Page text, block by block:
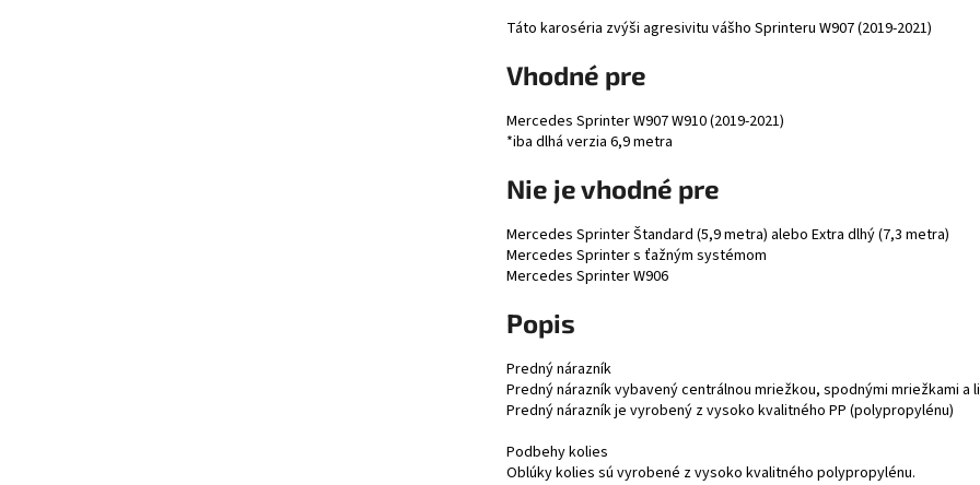
Táto karoséria zvýši agresivitu vášho Sprinteru W907 (2019-2021)
Vhodné pre
Mercedes Sprinter W907 W910 (2019-2021)
*iba dlhá verzia 6,9 metra
Nie je vhodné pre
Mercedes Sprinter Štandard (5,9 metra) alebo Extra dlhý (7,3 metra)
Mercedes Sprinter s ťažným systémom
Mercedes Sprinter W906
Popis
Predný nárazník
Predný nárazník vybavený centrálnou mriežkou, spodnými mriežkami a
Predný nárazník je vyrobený z vysoko kvalitného PP (polypropylénu)
Podbehy kolies
Oblúky kolies sú vyrobené z vysoko kvalitného polypropylénu.